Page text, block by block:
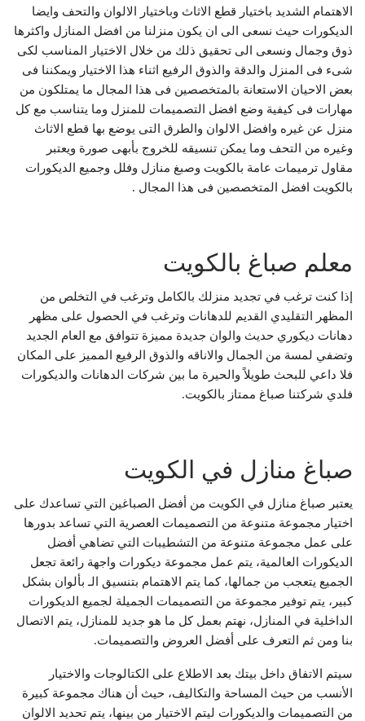
الاهتمام الشديد باختيار قطع الاثاث وباختيار الالوان والتحف وايضا
الديكورات حيث نسعى الى ان يكون منزلنا من افضل المنازل واكثرها
ذوق وجمال ونسعى الى تحقيق ذلك من خلال الاختيار المناسب لكى
شىء فى المنزل والدقة والذوق الرفيع اثناء هذا الاختيار ويمكننا فى
بعض الاحيان الاستعانة بالمتخصصين فى هذا المجال ما يمتلكون من
مهارات فى كيفية وضع افضل التصميمات للمنزل وما يتناسب مع كل
منزل عن غيره وافضل الالوان والطرق التى يوضع بها قطع الاثاث
وغيره من التحف وما يمكن تنسيقه للخروج بأبهى صورة ويعتبر
مقاول ترميمات عامة بالكويت وصبغ منازل وفلل وجميع الديكورات
بالكويت افضل المتخصصين فى هذا المجال .
معلم صباغ بالكويت
إذا كنت ترغب في تجديد منزلك بالكامل وترغب في التخلص من
المظهر التقليدي القديم للدهانات وترغب في الحصول على مظهر
دهانات ديكوري حديث والوان جديدة مميزة تتوافق مع العام الجديد
وتضفي لمسة من الجمال والاناقه والذوق الرفيع المميز على المكان
فلا داعي للبحث طويلاً والحيرة ما بين شركات الدهانات والديكورات
فلدي شركتنا صباغ ممتاز بالكويت.
صباغ منازل في الكويت
يعتبر صباغ منازل في الكويت من أفضل الصباغين التي تساعدك على
اختيار مجموعة متنوعة من التصميمات العصرية التي تساعد بدورها
على عمل مجموعة متنوعة من التشطيبات التي تضاهي أفضل
الديكورات العالمية، يتم عمل مجموعة ديكورات واجهة رائعة تجعل
الجميع يتعجب من جمالها، كما يتم الاهتمام بتنسيق الـ بألوان بشكل
كبير، يتم توفير مجموعة من التصميمات الجميلة لجميع الديكورات
الداخلية في المنازل، نهتم بعمل كل ما هو جديد للمنازل، يتم الاتصال
بنا ومن ثم التعرف على أفضل العروض والتصميمات.
سيتم الاتفاق داخل بيتك بعد الاطلاع على الكتالوجات والاختيار
الأنسب من حيث المساحة والتكاليف، حيث أن هناك مجموعة كبيرة
من التصميمات والديكورات ليتم الاختيار من بينها، يتم تحديد الالوان